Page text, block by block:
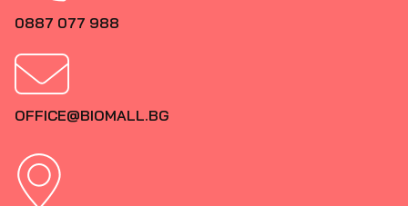
0887 077 988
OFFICE@BIOMALL.BG